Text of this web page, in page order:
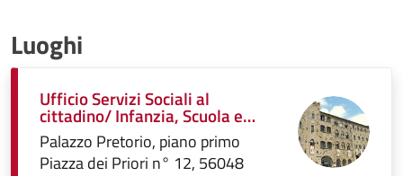
Luoghi
Ufficio Servizi Sociali al
cittadino/ Infanzia, Scuola e
Istruzione e Politiche Sociali
Palazzo Pretorio, piano primo
Piazza dei Priori n° 12, 56048